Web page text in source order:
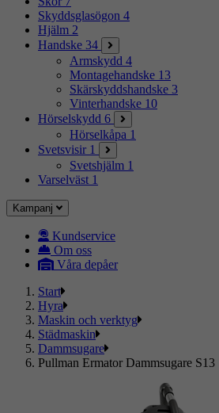
Skyddsglasögon 4
Hjälm 2
Handske 34
Armskydd 4
Montagehandske 13
Skärskyddshandske 3
Vinterhandske 10
Hörselskydd 6
Hörselkåpa 1
Svetsvisir 1
Svetshjälm 1
Varselväst 1
Kampanj
Kundservice
Om oss
Våra depåer
Start
Hyra
Maskin och verktyg
Städmaskin
Dammsugare
Pullman Ermator Dammsugare S13